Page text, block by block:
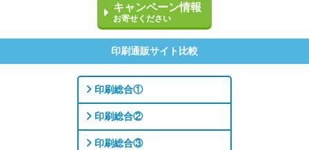
キャンペーン情報
お寄せください
印刷通販サイト比較
印刷総合①
印刷総合②
印刷総合③